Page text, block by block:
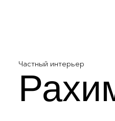
Частный интерьер